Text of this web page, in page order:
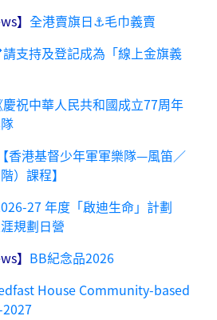
】 全港賣旗日⚓毛巾義賣
請支持及登記成為「線上金旗義
慶祝中華人民共和國成立77周年
【香港基督少年軍軍樂隊—風笛／
）課程】
27 年度「啟迪生命」計劃
規劃日營
】 BB紀念品2026
House Community-based